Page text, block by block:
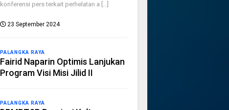
konferensi pers terkait perhelatan a [...]
23 September 2024
PALANGKA RAYA
Fairid Naparin Optimis Lanjukan
Program Visi Misi Jilid II
PALANGKA RAYA